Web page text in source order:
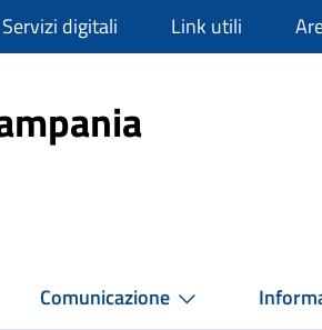
Servizi digitali Link utili
Comunicazione